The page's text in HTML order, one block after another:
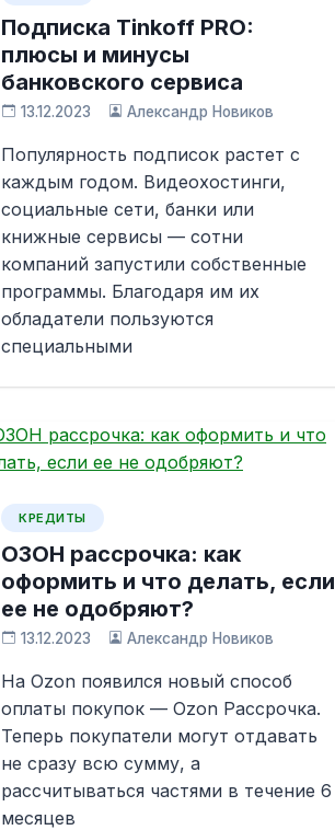
Подписка Tinkoff PRO:
плюсы и минусы
банковского сервиса
13.12.2023 Александр Новиков
Популярность подписок растет с
каждым годом. Видеохостинги,
социальные сети, банки или
книжные сервисы — сотни
компаний запустили собственные
программы. Благодаря им их
обладатели пользуются
специальными
КРЕДИТЫ
ОЗОН рассрочка: как
оформить и что делать, если
ее не одобряют?
13.12.2023 Александр Новиков
На Ozon появился новый способ
оплаты покупок — Ozon Рассрочка.
Теперь покупатели могут отдавать
не сразу всю сумму, а
рассчитываться частями в течение 6
месяцев